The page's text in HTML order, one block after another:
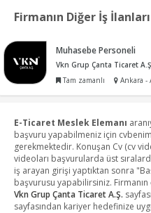
Firmanın Diğer İş İlanları
Muhasebe Personeli
Vkn Grup Çanta Ticaret
Tam zamanlı
Ankara -
E-Ticaret Meslek Elemanı
başvuru yapabilmeniz için
gerekmektedir. Konuşan Cv (cv
videoları başvurularda üst
iş arayan girişi yaptıktan sonra
başvurusu yapabilirsiniz. Firmanın
Vkn Grup Çanta Ticaret A.Ş.
sayfasından kariyer hedefinize